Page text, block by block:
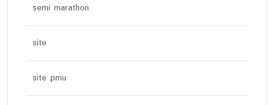
semi marathon
site
site pmu